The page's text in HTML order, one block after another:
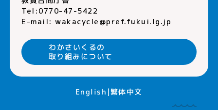
Tel:0770-47-5422
E-mail: wakacycle@pref.fukui.lg.jp
わかさいくるの
取り組みについて
English 繁体中文